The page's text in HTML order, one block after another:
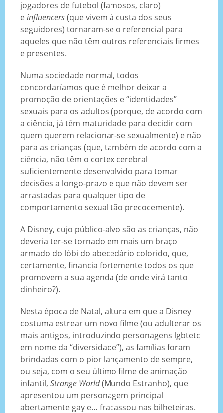
jogadores de futebol (famosos, claro)
einfluencers(que vivem à custa dos seus
seguidores) tornaram-se o referencial para
aqueles que não têm outros referenciais firmes
e presentes.
Numa sociedade normal, todos
concordaríamos que é melhor deixar a
promoção de orientações e “identidades”
sexuais para os adultos (porque, de acordo com
a ciência, já têm maturidade para decidir com
quem querem relacionar-se sexualmente) e não
para as crianças (que, também de acordo com a
ciência, não têm o cortex cerebral
suficientemente desenvolvido para tomar
decisões a longo-prazo e que não devem ser
arrastadas para qualquer tipo de
comportamento sexual tão precocemente).
A Disney, cujo público-alvo são as crianças, não
deveria ter-se tornado em mais um braço
armado do lóbi do abecedário colorido, que,
certamente, financia fortemente todos os que
promovem a sua agenda (de onde virá tanto
dinheiro?).
Nesta época de Natal, altura em que a Disney
costuma estrear um novo filme (ou adulterar os
mais antigos, introduzindo personagens lgbtetc
em nome da “diversidade”), as famílias foram
brindadas com o pior lançamento de sempre,
ou seja, com o seu último filme de animação
infantil,Strange World(Mundo Estranho), que
apresentou um personagem principal
abertamente gay e… fracassou nas bilheteiras.